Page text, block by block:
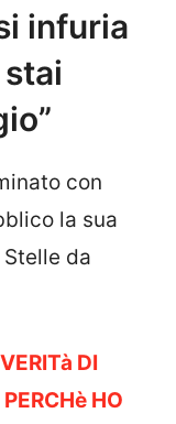
infuria
con
la sua
da
DI
HO